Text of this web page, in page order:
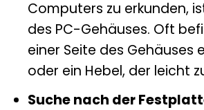
Computers zu erkunden,
des PC-Gehäuses. Oft
einer Seite des Gehäuses
oder ein Hebel, der leicht
Suche nach der